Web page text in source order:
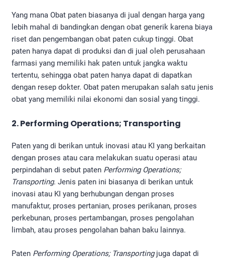
Yang mana Obat paten biasanya di jual dengan harga yang
lebih mahal di bandingkan dengan obat generik karena biaya
riset dan pengembangan obat paten cukup tinggi. Obat
paten hanya dapat di produksi dan di jual oleh perusahaan
farmasi yang memiliki hak paten untuk jangka waktu
tertentu, sehingga obat paten hanya dapat di dapatkan
dengan resep dokter. Obat paten merupakan salah satu jenis
obat yang memiliki nilai ekonomi dan sosial yang tinggi.
2. Performing Operations; Transporting
Paten yang di berikan untuk inovasi atau KI yang berkaitan
dengan proses atau cara melakukan suatu operasi atau
perpindahan di sebut paten Performing Operations;
Transporting. Jenis paten ini biasanya di berikan untuk
inovasi atau KI yang berhubungan dengan proses
manufaktur, proses pertanian, proses perikanan, proses
perkebunan, proses pertambangan, proses pengolahan
limbah, atau proses pengolahan bahan baku lainnya.
Paten Performing Operations; Transportingjuga dapat di